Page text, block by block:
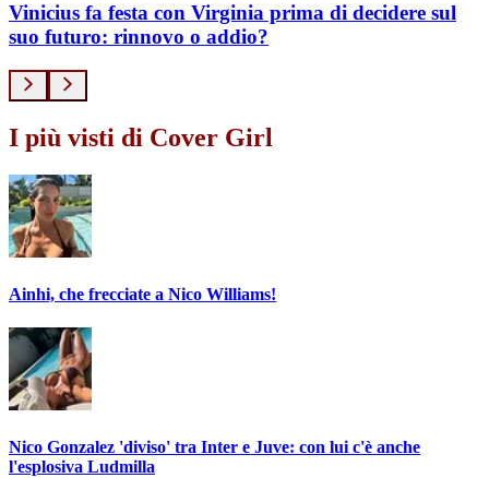
Vinicius fa festa con Virginia prima di decidere sul
suo futuro: rinnovo o addio?
I più visti di Cover Girl
Ainhi, che frecciate a Nico Williams!
Nico Gonzalez 'diviso' tra Inter e Juve: con lui c'è anche
l'esplosiva Ludmilla